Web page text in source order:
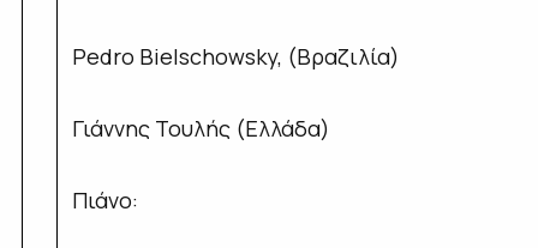
Pedro Bielschowsky, (Βραζιλία)
Γιάννης Τουλής (Ελλάδα)
Πιάνο: